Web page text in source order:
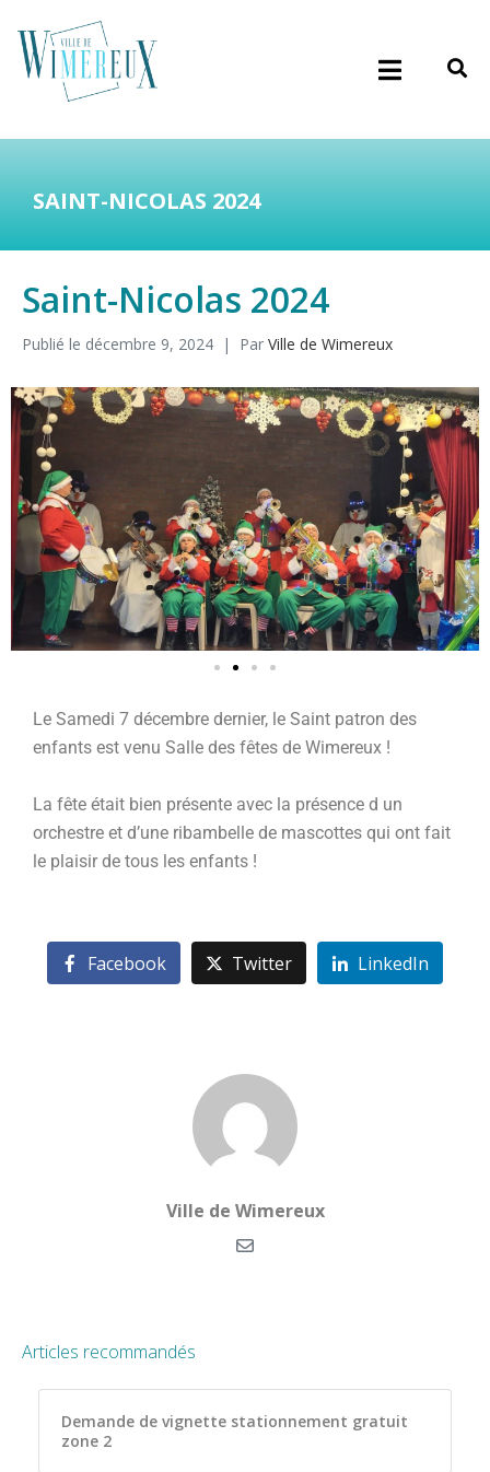
SAINT-NICOLAS 2024
Saint-Nicolas 2024
Publié le décembre 9, 2024 Par Ville de Wimereux
Le Samedi 7 décembre dernier, le Saint patron des
enfants est venu Salle des fêtes de Wimereux !
La fête était bien présente avec la présence d un
orchestre et d’une ribambelle de mascottes qui ont fait
le plaisir de tous les enfants !
Facebook Twitter LinkedIn
Ville de Wimereux
Articles recommandés
Demande de vignette stationnement gratuit
zone 2